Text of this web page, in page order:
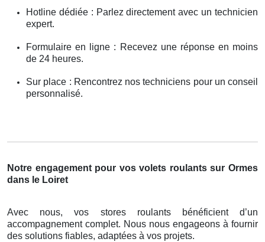
Hotline dédiée : Parlez directement avec un technicien
expert.
Formulaire en ligne : Recevez une réponse en moins
de 24 heures.
Sur place : Rencontrez nos techniciens pour un conseil
personnalisé.
Notre engagement pour vos volets roulants sur Ormes
dans le Loiret
Avec nous, vos stores roulants bénéficient d’un
accompagnement complet. Nous nous engageons à fournir
des solutions fiables, adaptées à vos projets.